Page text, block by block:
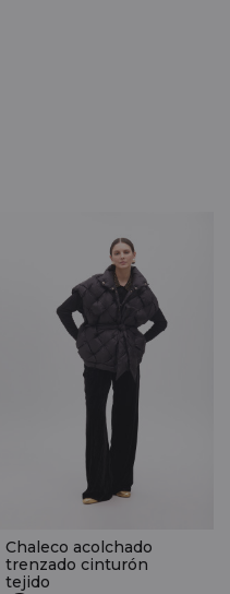
Chaleco acolchado
trenzado cinturón
tejido